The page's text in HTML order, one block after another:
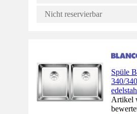
Nicht reservierbar
Spüle
340/
Artikel